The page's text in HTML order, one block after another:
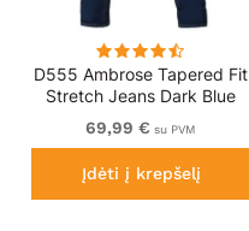
D555 Ambrose Tapered Fit
Stretch Jeans Dark Blue
TALL SIZES
69,99 € su PVM
Įdėti į krepšelį